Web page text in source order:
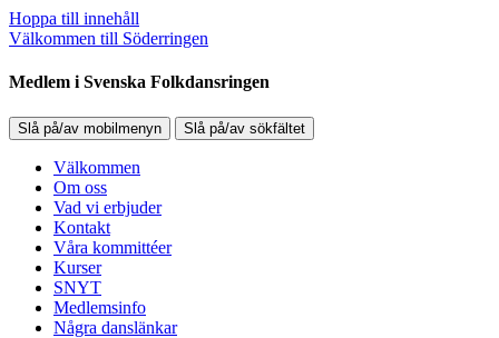
Hoppa till innehåll
Välkommen till Söderringen
Medlem i Svenska Folkdansringen
Slå på/av mobilmenyn Slå på/av sökfältet
Välkommen
Om oss
Vad vi erbjuder
Kontakt
Våra kommittéer
Kurser
SNYT
Medlemsinfo
Några danslänkar